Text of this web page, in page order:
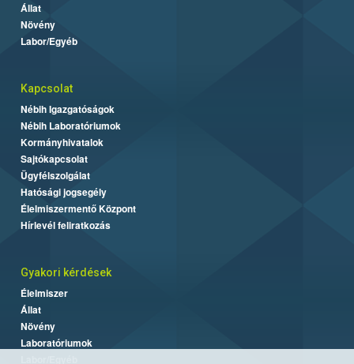
Állat
Növény
Labor/Egyéb
Kapcsolat
Nébih Igazgatóságok
Nébih Laboratóriumok
Kormányhivatalok
Sajtókapcsolat
Ügyfélszolgálat
Hatósági jogsegély
Élelmiszermentő Központ
Hírlevél feliratkozás
Gyakori kérdések
Élelmiszer
Állat
Növény
Laboratóriumok